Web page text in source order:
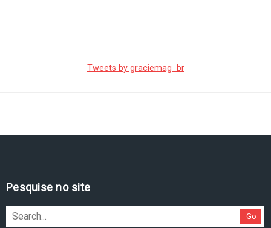
Tweets by graciemag_br
Pesquise no site
Go